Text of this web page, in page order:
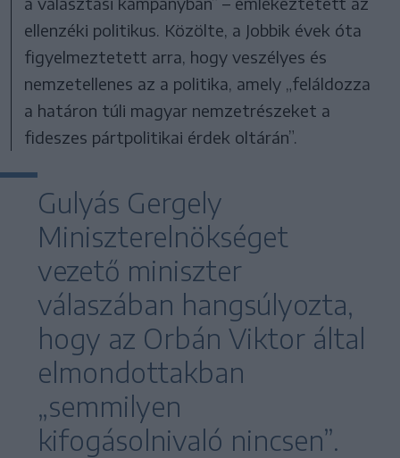
ellenzéki politikus. Közölte, a Jobbik évek óta
figyelmeztetett arra, hogy veszélyes és
nemzetellenes az a politika, amely „feláldozza
a határon túli magyar nemzetrészeket a
fideszes pártpolitikai érdek oltárán”.
Gulyás Gergely
Miniszterelnökséget
vezető miniszter
válaszában hangsúlyozta,
hogy az Orbán Viktor által
elmondottakban
„semmilyen
kifogásolnivaló nincsen”.